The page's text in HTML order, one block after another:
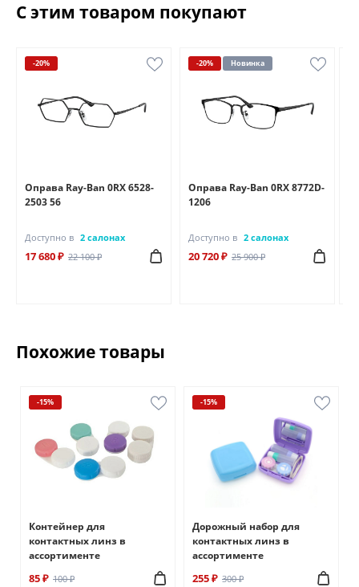
С этим товаром покупают
-20%
Оправа Ray-Ban 0RX 6528-
2503 56
Доступно в 2 салонах
17 680 ₽ 22 100 ₽
-20% Новинка
Оправа Ray-Ban 0RX 8772D-
1206
Доступно в 2 салонах
20 720 ₽ 25 900 ₽
Похожие товары
-15%
Контейнер для
контактных линз в
ассортименте
85 ₽ 100 ₽
-15%
Дорожный набор для
контактных линз в
ассортименте
255 ₽ 300 ₽